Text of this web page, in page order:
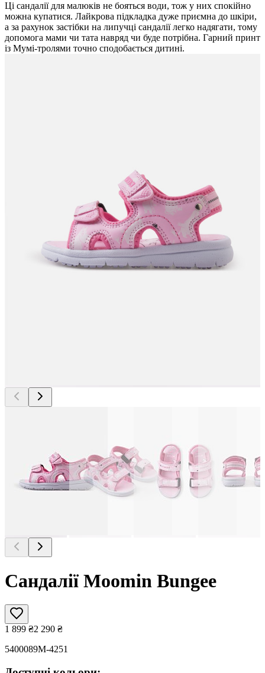
Ці сандалії для малюків не бояться води, тож у них спокійно
можна купатися. Лайкрова підкладка дуже приємна до шкіри,
а за рахунок застібки на липучці сандалії легко надягати, тому
допомога мами чи тата навряд чи буде потрібна. Гарний принт
із Мумі-тролями точно сподобається дитині.
Сандалії Moomin Bungee
1 899 ₴2 290 ₴
5400089M-4251